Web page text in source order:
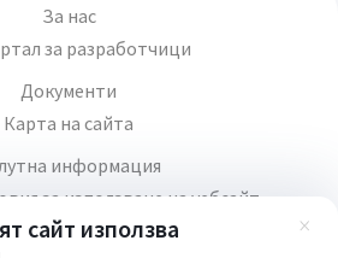
сайт използва
За нас
за разработчици
Документи
Карта на сайта
информация
за използване на уебсайт
Медия център